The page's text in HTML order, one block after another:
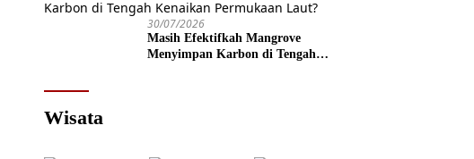
30/07/2026
Masih Efektifkah Mangrove
Menyimpan Karbon di Tengah
Wisata